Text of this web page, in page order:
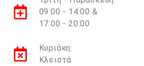
09:00 - 14:00 &
17:00 - 20:00
Κυριάκη:
Κλειστά